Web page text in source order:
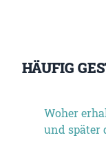
HÄUFIG
Woher
und später